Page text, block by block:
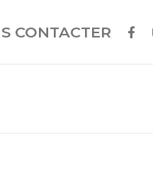
CONTACTER